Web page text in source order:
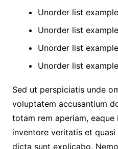
Unorder list example
Unorder list example
Unorder list example
Unorder list example
Sed ut perspiciatis unde
voluptatem accusantium
totam rem aperiam, eaque
inventore veritatis et
dicta sunt explicabo.